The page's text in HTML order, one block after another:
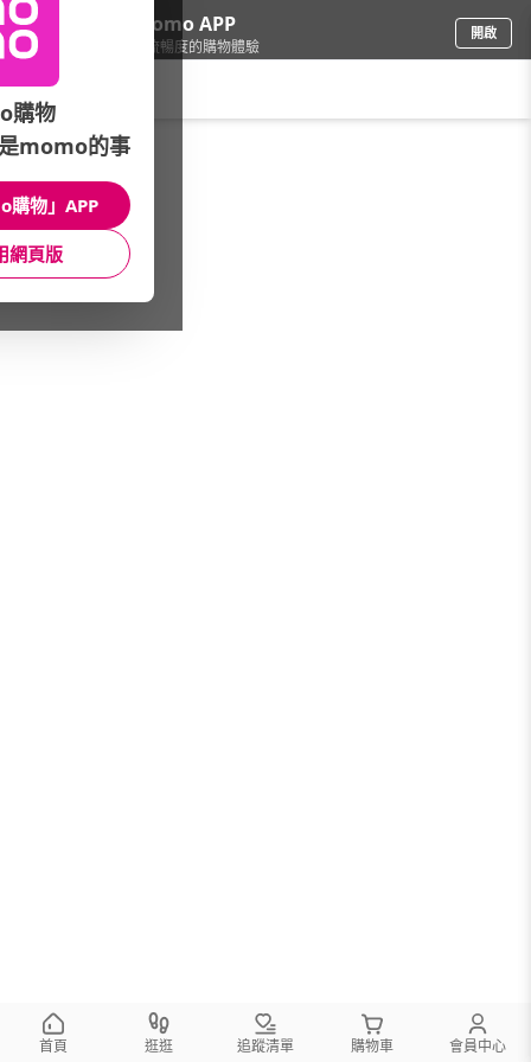
下載momo APP
給你3倍流暢度的購物體驗
開啟
車/汽車百貨/空氣清淨/芳香
館長推薦 月銷量
首頁 逛逛 追蹤清單 購物車 會員中心
購物
momo的事
購物」APP
網頁版